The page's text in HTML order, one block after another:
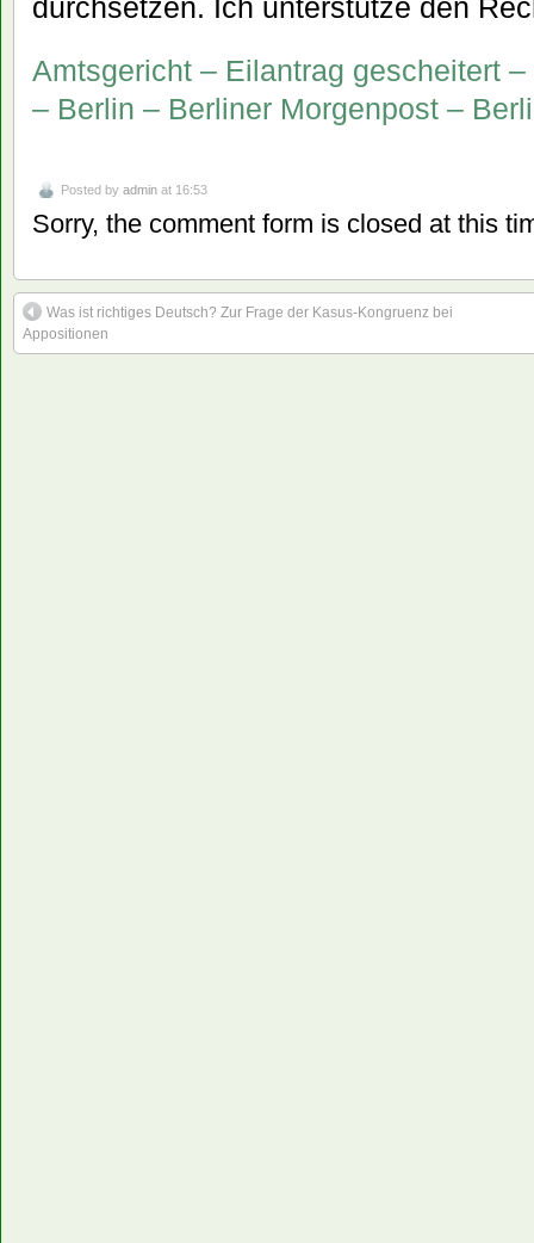
durchsetzen. Ich unterstütze den
Amtsgericht – Eilantrag gescheitert
– Berlin – Berliner Morgenpost –
Posted by admin at 16:53
Sorry, the comment form is closed at this
Was ist richtiges Deutsch? Zur Frage der Kasus-Kongruenz bei
Appositionen